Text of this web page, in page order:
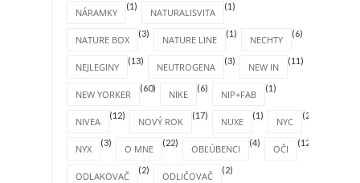
NÁRAMKY
(1)
NATURALISVITA
(1)
NATURE BOX
(3)
NATURE LINE
(1)
NECHTY
(6)
NEJLEGINY
(13)
NEUTROGENA
(3)
NEW IN
(11)
NEW YORKER
(60)
NIKE
(6)
NIP+FAB
(1)
NIVEA
(12)
NOVÝ ROK
(17)
NUXE
(1)
NYC
(2)
NYX
(3)
O MNE
(22)
OBĽÚBENCI
(4)
OČI
(12)
ODLAKOVAČ
(2)
ODLIČOVAČ
(2)